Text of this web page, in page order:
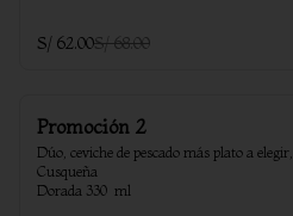
S/ 62.00S/ 68.00
Promoción 2
Dúo, ceviche de pescado más plato a elegir,
Cusqueña
Dorada 330  ml